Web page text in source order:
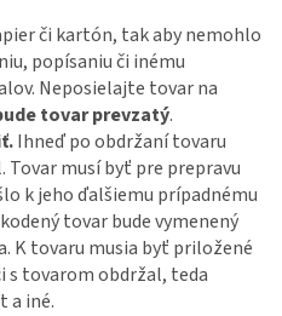
či kartón, tak aby nemohlo
popísaniu či inému
Neposielajte tovar na
tovar prevzatý.
Ihneď po obdržaní tovaru
musí byť pre prepravu
k jeho ďalšiemu prípadnému
tovar bude vymenený
K tovaru musia byť priložené
s tovarom obdržal, teda
a iné.